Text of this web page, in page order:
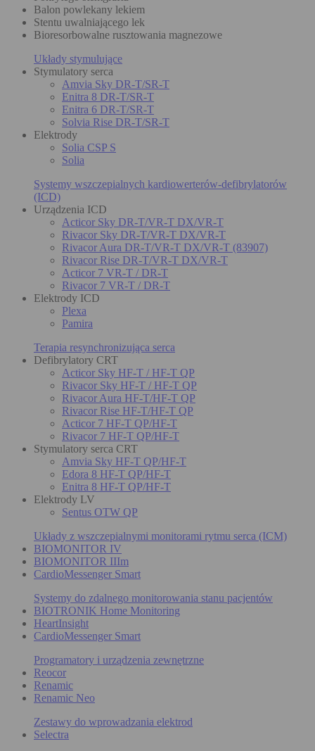
Balon powlekany lekiem
Stentu uwalniającego lek
Bioresorbowalne rusztowania magnezowe
Układy stymulujące
Stymulatory serca
Amvia Sky DR-T/SR-T
Enitra 8 DR-T/SR-T
Enitra 6 DR-T/SR-T
Solvia Rise DR-T/SR-T
Elektrody
Solia CSP S
Solia
Systemy wszczepialnych kardiowerterów-defibrylatorów
(ICD)
Urządzenia ICD
Acticor Sky DR-T/VR-T DX/VR-T
Rivacor Sky DR-T/VR-T DX/VR-T
Rivacor Aura DR-T/VR-T DX/VR-T (83907)
Rivacor Rise DR-T/VR-T DX/VR-T
Acticor 7 VR-T / DR-T
Rivacor 7 VR-T / DR-T
Elektrody ICD
Plexa
Pamira
Terapia resynchronizująca serca
Defibrylatory CRT
Acticor Sky HF-T / HF-T QP
Rivacor Sky HF-T / HF-T QP
Rivacor Aura HF-T/HF-T QP
Rivacor Rise HF-T/HF-T QP
Acticor 7 HF-T QP/HF-T
Rivacor 7 HF-T QP/HF-T
Stymulatory serca CRT
Amvia Sky HF-T QP/HF-T
Edora 8 HF-T QP/HF-T
Enitra 8 HF-T QP/HF-T
Elektrody LV
Sentus OTW QP
Układy z wszczepialnymi monitorami rytmu serca (ICM)
BIOMONITOR IV
BIOMONITOR IIIm
CardioMessenger Smart
Systemy do zdalnego monitorowania stanu pacjentów
BIOTRONIK Home Monitoring
HeartInsight
CardioMessenger Smart
Programatory i urządzenia zewnętrzne
Reocor
Renamic
Renamic Neo
Zestawy do wprowadzania elektrod
Selectra